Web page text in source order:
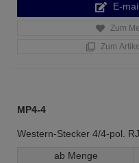
E-
Zum
Zum
MP4-4
Western-Stecker 4/4-pol.
ab Menge